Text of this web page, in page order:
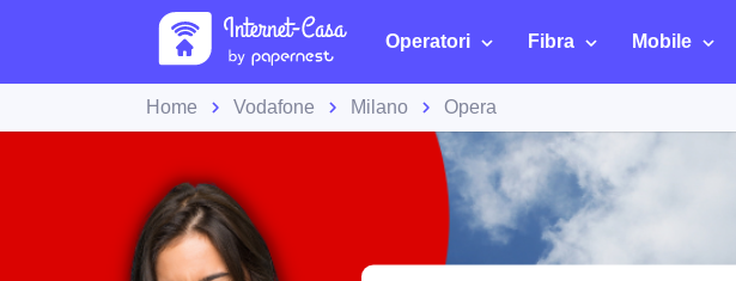
Operatori Fibra Mobile
Home Vodafone Milano Opera